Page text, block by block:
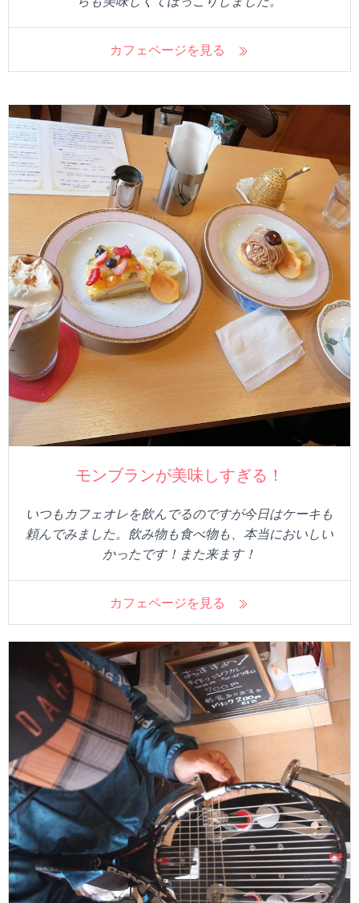
カフェページを見る
モンブランが美味しすぎる！
いつもカフェオレを飲んでるのですが今日はケーキも
頼んでみました。飲み物も食べ物も、本当においしい
かったです！また来ます！
カフェページを見る